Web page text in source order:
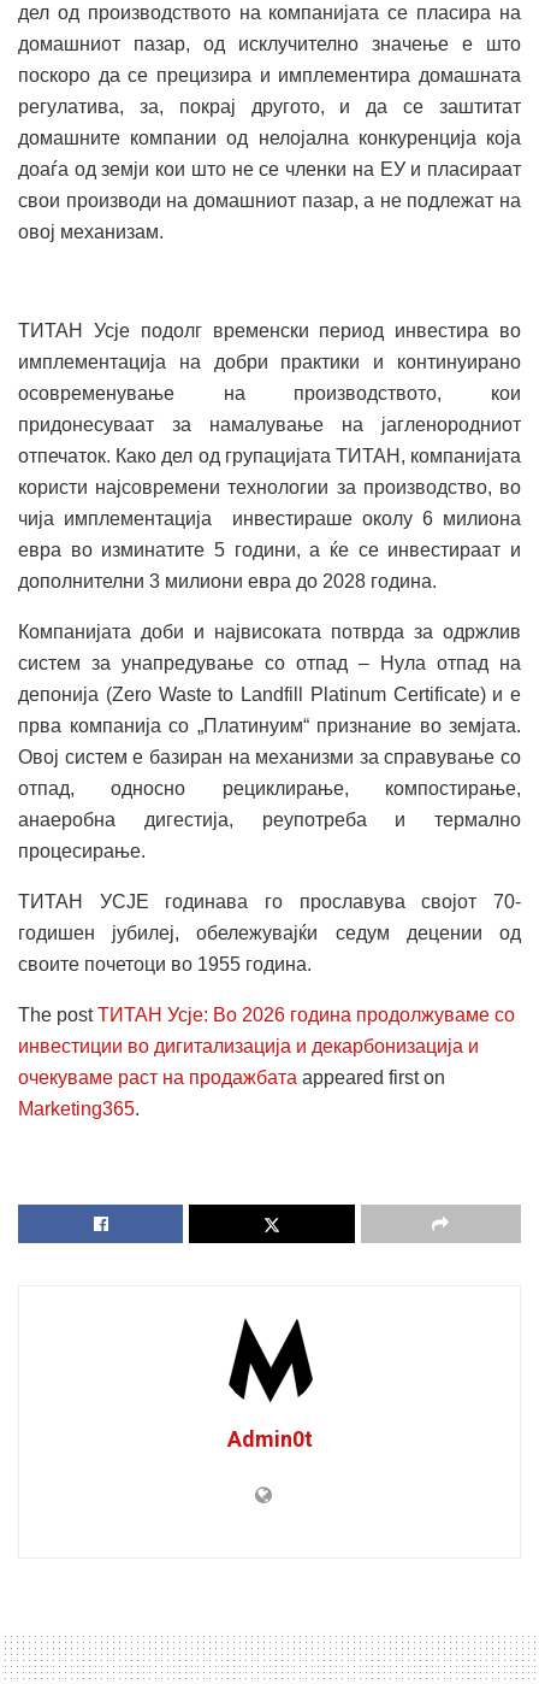
дел од производството на компанијата се пласира на
домашниот пазар, од исклучително значење е што
поскоро да се прецизира и имплементира домашната
регулатива, за, покрај другото, и да се заштитат
домашните компании од нелојална конкуренција која
доаѓа од земји кои што не се членки на ЕУ и пласираат
свои производи на домашниот пазар, а не подлежат на
овој механизам.
ТИТАН Усје подолг временски период инвестира во
имплементација на добри практики и континуирано
осовременување на производството, кои
придонесуваат за намалување на јагленородниот
отпечаток. Како дел од групацијата ТИТАН, компанијата
користи најсовремени технологии за производство, во
чија имплементација инвестираше околу 6 милиона
евра во изминатите 5 години, а ќе се инвестираат и
дополнителни 3 милиони евра до 2028 година.
Компанијата доби и највисоката потврда за одржлив
систем за унапредување со отпад – Нула отпад на
депонија (Zero Waste to Landfill Platinum Certificate) и е
прва компанија со „Платинуим“ признание во земјата.
Овој систем е базиран на механизми за справување со
отпад, односно рециклирање, компостирање,
анаеробна дигестија, реупотреба и термално
процесирање.
ТИТАН УСЈЕ годинава го прославува својот 70-
годишен јубилеј, обележувајќи седум децении од
своите почетоци во 1955 година.
The postТИТАН Усје: Во 2026 година продолжуваме со
инвестиции во дигитализација и декарбонизација и
очекуваме раст на продажбата appeared first on
Marketing365.
Admin0t